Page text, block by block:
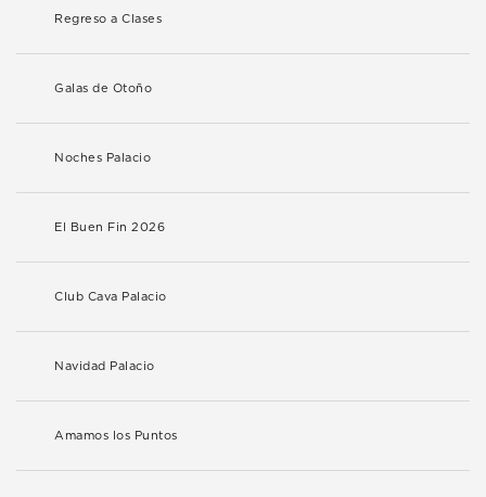
Regreso a Clases
Galas de Otoño
Noches Palacio
El Buen Fin 2026
Club Cava Palacio
Navidad Palacio
Amamos los Puntos